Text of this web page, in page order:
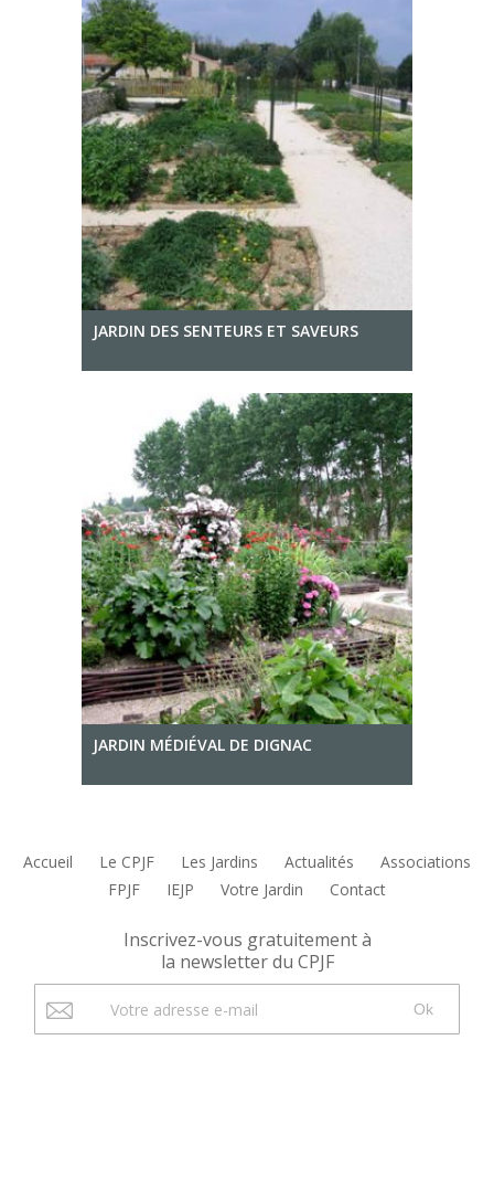
JARDIN DES SENTEURS ET SAVEURS
JARDIN MÉDIÉVAL DE DIGNAC
Accueil Le CPJF Les Jardins Actualités
Associations
FPJF
IEJP Votre Jardin Contact
Inscrivez-vous gratuitement à
la newsletter du CPJF
Ok